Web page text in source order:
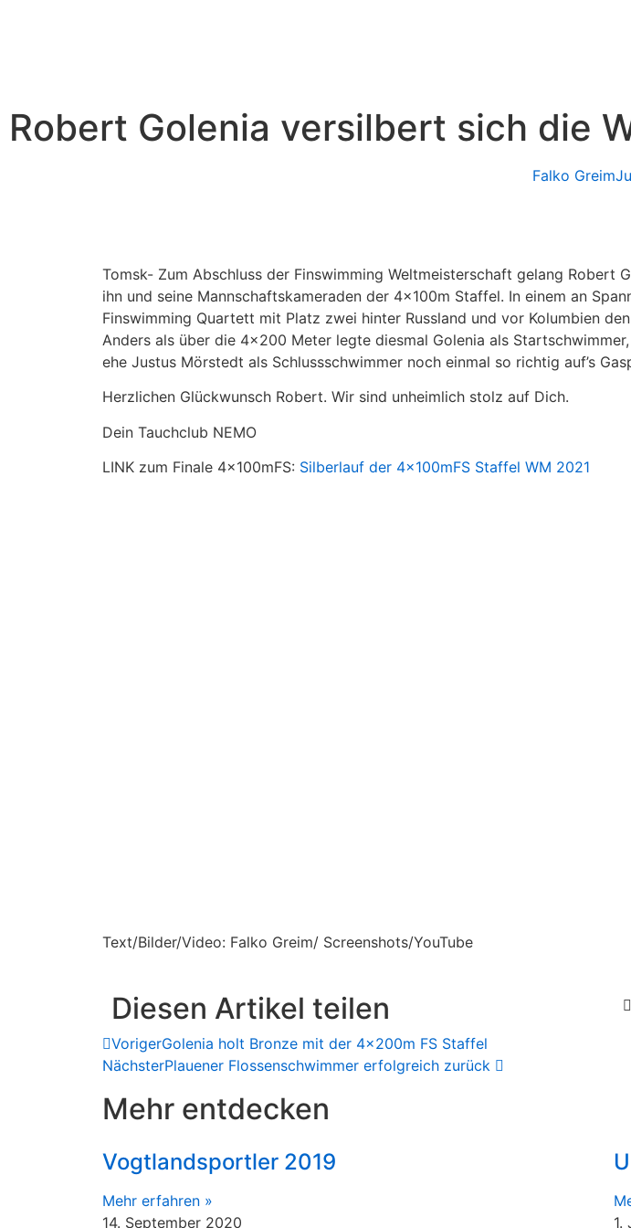
Robert Golenia versilbert sich die
Falko Greim
Tomsk- Zum Abschluss der Finswimming Weltmeisterschaft gelang
ihn und seine Mannschaftskameraden der 4x100m Staffel. In einem an
Finswimming Quartett mit Platz zwei hinter Russland und vor Kolumbien
Anders als über die 4×200 Meter legte diesmal Golenia als
ehe Justus Mörstedt als Schlussschwimmer noch einmal so richtig auf’s
Herzlichen Glückwunsch Robert. Wir sind unheimlich stolz auf Dich.
Dein Tauchclub NEMO
LINK zum Finale 4x100mFS: Silberlauf der 4x100mFS Staffel WM 2021
Text/Bilder/Video: Falko Greim/ Screenshots/YouTube
Diesen Artikel teilen
VorigerGolenia holt Bronze mit der 4x200m FS Staffel
NächsterPlauener Flossenschwimmer erfolgreich zurück
Mehr entdecken
Vogtlandsportler 2019
Mehr erfahren »
14. September 2020
1.